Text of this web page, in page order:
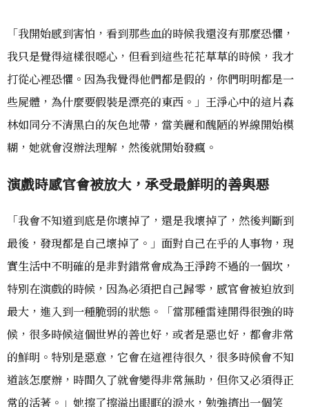
「我開始感到害怕，看到那些血的時候我還沒有那麼恐懼，
我只是覺得這樣很噁心，但看到這些花花草草的時候，我才
打從心裡恐懼。因為我覺得他們都是假的，你們明明都是一
些屍體，為什麼要假裝是漂亮的東西。」王淨心中的這片森
林如同分不清黑白的灰色地帶，當美麗和醜陋的界線開始模
糊，她就會沒辦法理解，然後就開始發瘋。
演戲時感官會被放大，承受最鮮明的善與惡
「我會不知道到底是你壞掉了，還是我壞掉了，然後判斷到
最後，發現都是自己壞掉了。」面對自己在乎的人事物，現
實生活中不明確的是非對錯常會成為王淨跨不過的一個坎，
特別在演戲的時候，因為必須把自己歸零，感官會被迫放到
最大，進入到一種脆弱的狀態。「當那種雷達開得很強的時
候，很多時候這個世界的善也好，或者是惡也好，都會非常
的鮮明。特別是惡意，它會在這裡待很久，很多時候會不知
道該怎麼辦，時間久了就會變得非常無助，但你又必須得正
常的活著。」她擦了擦溢出眼眶的淚水，勉強擠出一個笑